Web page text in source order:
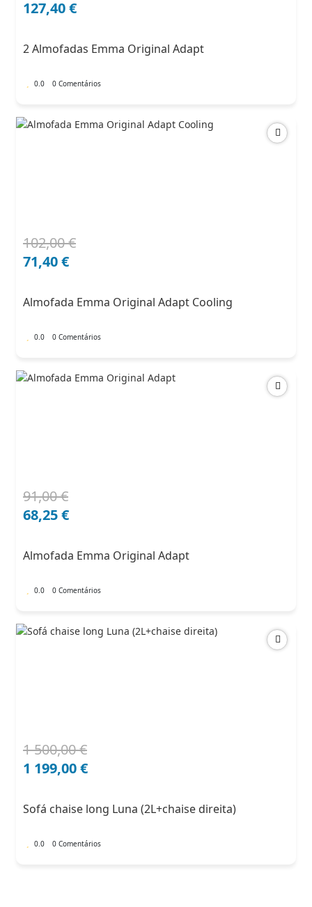
preço
182,00 €.
127,40€
preço
127,40 €.
2 Almofadas Emma Original Adapt
0.0 0 Comentários
102,00€
O
preço
102,00 €.
71,40€
O
preço
71,40 €.
Almofada Emma Original Adapt Cooling
0.0 0 Comentários
91,00€
O
preço
91,00 €.
68,25€
O
preço
68,25 €.
Almofada Emma Original Adapt
0.0 0 Comentários
1 500,00€
O
preço
1
1 199,00€
O
preço
1
Sofá chaise long Luna (2L+chaise direita)
0.0 0 Comentários